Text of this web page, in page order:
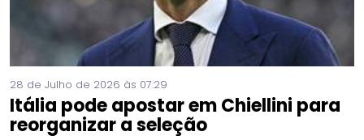
28 de Julho de 2026 às 07:29
Itália pode apostar em Chiellini para
reorganizar a seleção